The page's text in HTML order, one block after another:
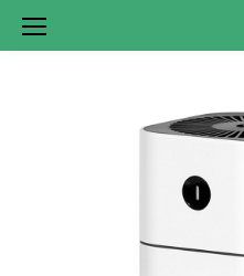
LAGERHU